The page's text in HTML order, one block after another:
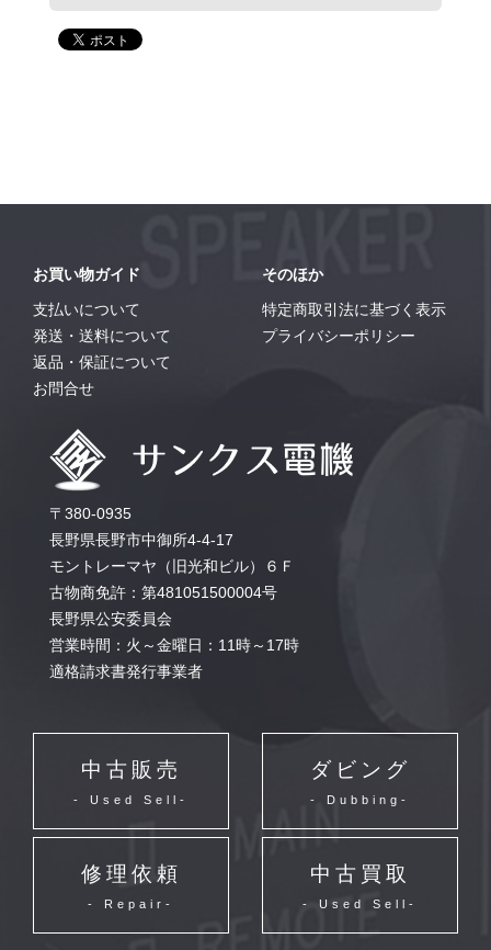
お買い物ガイド
支払いについて
発送・送料について
返品・保証について
お問合せ
そのほか
特定商取引法に基づく表示
プライバシーポリシー
〒380-0935
長野県長野市中御所4-4-17
モントレーマヤ（旧光和ビル）６Ｆ
古物商免許：第481051500004号
長野県公安委員会
営業時間：火～金曜日：11時～17時
適格請求書発行事業者
中古販売
- Used Sell-
ダビング
- Dubbing-
修理依頼
- Repair-
中古買取
- Used Sell-